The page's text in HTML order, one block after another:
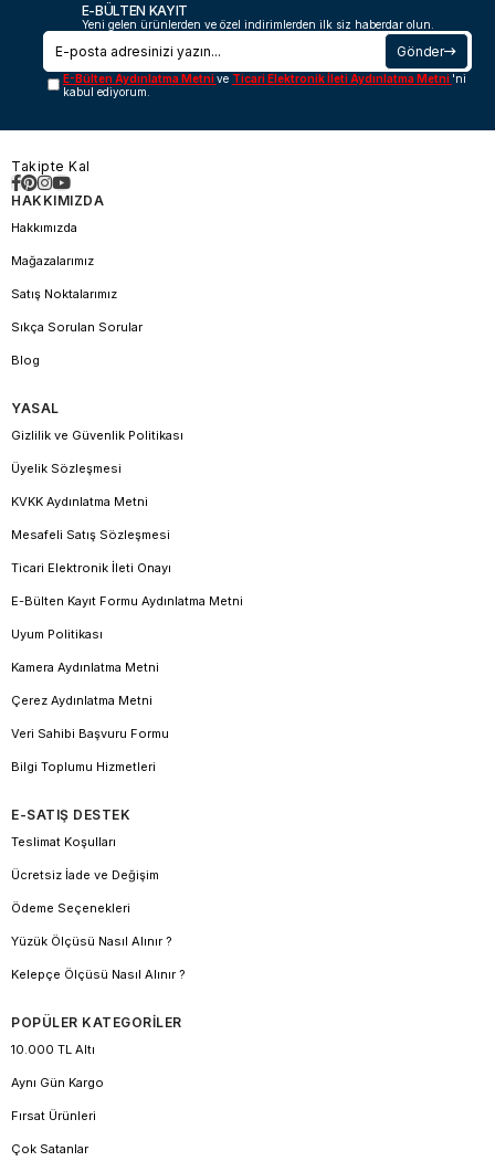
E-BÜLTEN KAYIT
Yeni gelen ürünlerden ve özel indirimlerden ilk siz haberdar olun.
Gönder
E-Bülten Aydınlatma Metnive Ticari Elektronik İleti Aydınlatma Metni 'ni
kabul ediyorum.
Takipte Kal
HAKKIMIZDA
Hakkımızda
Mağazalarımız
Satış Noktalarımız
Sıkça Sorulan Sorular
Blog
YASAL
Gizlilik ve Güvenlik Politikası
Üyelik Sözleşmesi
KVKK Aydınlatma Metni
Mesafeli Satış Sözleşmesi
Ticari Elektronik İleti Onayı
E-Bülten Kayıt Formu Aydınlatma Metni
Uyum Politikası
Kamera Aydınlatma Metni
Çerez Aydınlatma Metni
Veri Sahibi Başvuru Formu
Bilgi Toplumu Hizmetleri
E-SATIŞ DESTEK
Teslimat Koşulları
Ücretsiz İade ve Değişim
Ödeme Seçenekleri
Yüzük Ölçüsü Nasıl Alınır ?
Kelepçe Ölçüsü Nasıl Alınır ?
POPÜLER KATEGORİLER
10.000 TL Altı
Aynı Gün Kargo
Fırsat Ürünleri
Çok Satanlar